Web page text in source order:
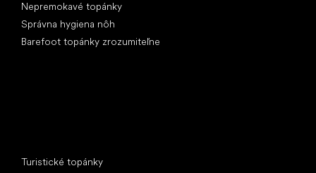
Nepremokavé topánky
Správna hygiena nôh
Barefoot topánky zrozumiteľne
Turistické topánky